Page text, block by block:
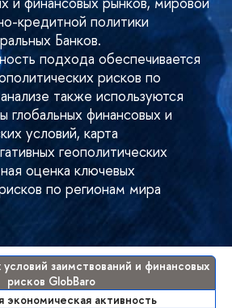
кредитной политики
Банков.
подхода обеспечивается
рисков по
также используются
глобальных финансовых и
условий, карта
геополитических
оценка ключевых
по регионам мира
заимствований и финансовых
рисков GlobBaro
экономическая активность